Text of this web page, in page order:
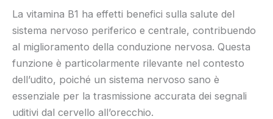
La vitamina B1 ha effetti benefici sulla salute del
sistema nervoso periferico e centrale, contribuendo
al miglioramento della conduzione nervosa. Questa
funzione è particolarmente rilevante nel contesto
dell’udito, poiché un sistema nervoso sano è
essenziale per la trasmissione accurata dei segnali
uditivi dal cervello all’orecchio.